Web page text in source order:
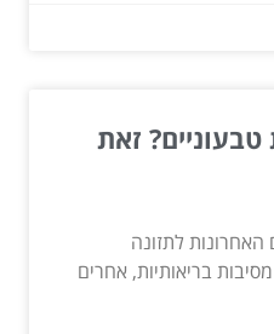
טבעוניים? זאת
לתזונה
בריאותיות, אחרים